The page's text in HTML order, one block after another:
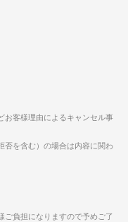
お客様理由によるキャンセル事
否を含む）の場合は内容に関わ
負担になりますので予めご了